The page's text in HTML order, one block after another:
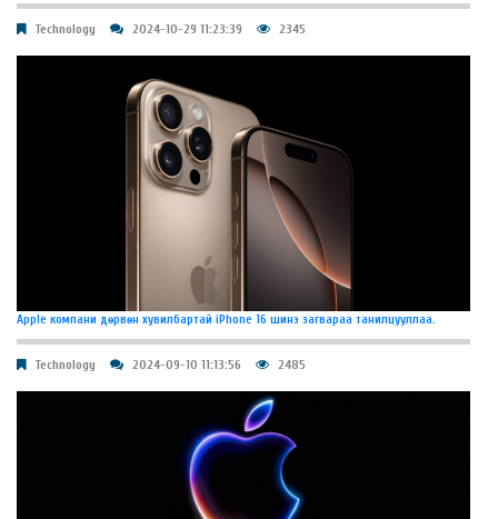
Technology 2024-10-29 11:23:39 2345
Apple компани дөрвөн хувилбартай iPhone 16 шинэ загвараа танилцууллаа.
Technology 2024-09-10 11:13:56 2485